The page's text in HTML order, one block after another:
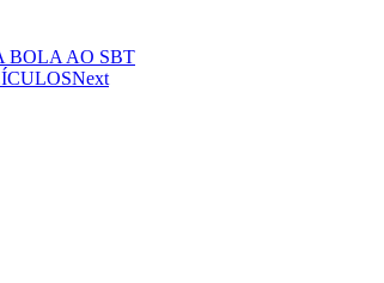
BOLA AO SBT
Next